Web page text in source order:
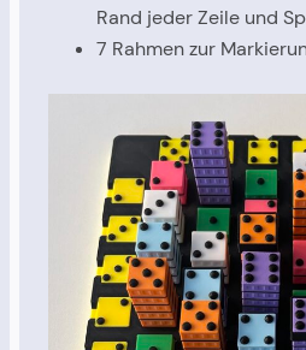
Rand jeder Zeile und
7 Rahmen zur